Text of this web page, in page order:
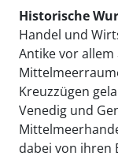
Historische
Handel und
Antike vor allem
Kreuzzügen
Venedig und
dabei von ihren